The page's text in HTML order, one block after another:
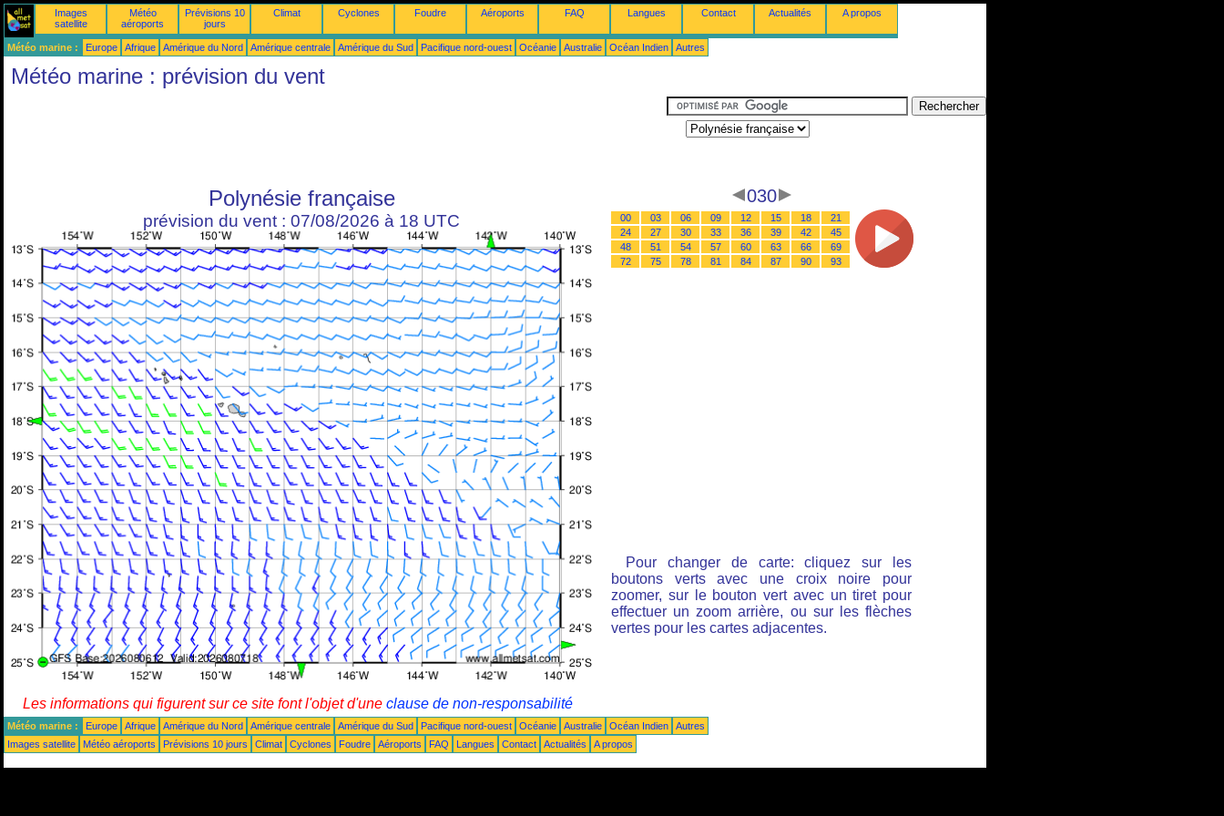
Images
satellite
Météo
aéroports
Prévisions 10
jours
Climat Cyclones Foudre Aéroports FAQ Langues Contact Actualités A propos
Météo marine : Europe Afrique Amérique du Nord Amérique centrale Amérique du Sud Pacifique nord-ouest Océanie Australie Océan Indien Autres
Météo marine : prévision du vent
Polynésie française
prévision du vent : 07/08/2026 à 18 UTC
030
00 03 06 09 12 15 18
21
24
27 30 33 36 39 42
45
48
51 54 57 60 63 66
69
72
75 78 81 84 87 90 93
Pour changer de carte: cliquez sur les
boutons verts avec une croix noire pour
zoomer, sur le bouton vert avec un tiret pour
effectuer un zoom arrière, ou sur les flèches
vertes pour les cartes adjacentes.
Les informations qui figurent sur ce site font l'objet d'une clause de non-responsabilité
Météo marine : Europe Afrique Amérique du Nord Amérique centrale Amérique du Sud Pacifique nord-ouest Océanie Australie Océan Indien
Autres
Images satellite
Météo aéroports Prévisions 10 jours Climat Cyclones Foudre Aéroports FAQ Langues Contact Actualités A propos